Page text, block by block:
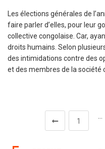
Les élections générales de
faire parler d’elles, pour leur
collective congolaise. Car,
droits humains. Selon
des intimidations contre des
et des membres de la société
1